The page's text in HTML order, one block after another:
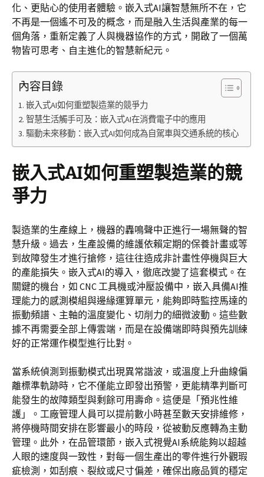
化、更貼心的使用者體驗。嵌入式AI讓智慧無所不在，它
不再是一個遙不可及的概念，而是融入生活與產業的每一
個角落，重新定義了人與機器協作的方式，開啟了一個萬
物皆可思考、自主進化的智慧新紀元。
內容目錄
嵌入式AI如何重塑製造業的競爭力
智慧生活觸手可及：嵌入式AI在消費電子中的應用
驅動未來移動：嵌入式AI如何成為自駕車與交通系統的核心
嵌入式AI如何重塑製造業的競
爭力
製造業的生產線上，機器的轟鳴聲中正進行一場無聲的智
慧升級。過去，生產設備的維護依賴定期的保養計畫或等
到故障發生才進行搶修，這往往造成非計畫性停機與巨大
的產能損失。嵌入式AI的導入，徹底改變了這套模式。在
關鍵的機台，如 CNC 工具機或沖壓設備中，嵌入具備AI推
理能力的感測模組與邊緣運算單元，能夠即時監控馬達的
振動頻譜、主軸的溫度變化、切削力的細微波動。這些數
據不再需要全部上傳雲端，而是在設備端即時與預先訓練
好的正常運作模型進行比對。
當系統偵測到振動模式出現異常諧波，或溫度上升曲線偏
離標準軌跡時，它不僅能立即發出預警，更能精準判斷可
能發生的故障類型與剩餘可用壽命。這便是「預兆性維
護」。工廠管理人員可以提前數小時甚至數天安排維修，
將停機時間安排在影響最小的時段，從被動反應轉為主動
管理。此外，在品管環節，嵌入式視覺AI系統能夠以超越
人眼的速度與一致性，對每一個生產出的零件進行外觀瑕
疵檢測，如刮痕、裂紋或尺寸偏差，確保出廠品質的穩定